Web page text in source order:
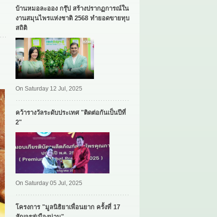
บ้านหมอละออง กรุ๊ป สร้างปรากฏการณ์ใน
งานสมุนไพรแห่งชาติ 2568 ทำยอดขายทุบ
สถิติ
On Saturday 12 Jul, 2025
คว้ารางวัลระดับประเทศ "ติดต่อกันเป็นปีที่
2"
On Saturday 05 Jul, 2025
โครงการ "มูลนิธิยาเพื่อนยาก ครั้งที่ 17